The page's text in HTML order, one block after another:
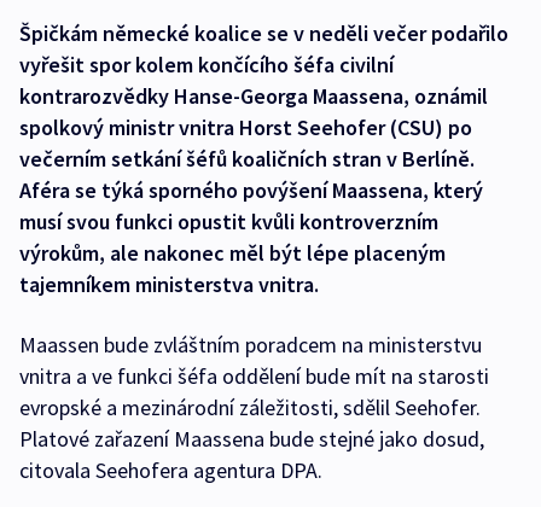
Špičkám německé koalice se v neděli večer podařilo
vyřešit spor kolem končícího šéfa civilní
kontrarozvědky Hanse-Georga Maassena, oznámil
spolkový ministr vnitra Horst Seehofer (CSU) po
večerním setkání šéfů koaličních stran v Berlíně.
Aféra se týká sporného povýšení Maassena, který
musí svou funkci opustit kvůli kontroverzním
výrokům, ale nakonec měl být lépe placeným
tajemníkem ministerstva vnitra.
Maassen bude zvláštním poradcem na ministerstvu
vnitra a ve funkci šéfa oddělení bude mít na starosti
evropské a mezinárodní záležitosti, sdělil Seehofer.
Platové zařazení Maassena bude stejné jako dosud,
citovala Seehofera agentura DPA.